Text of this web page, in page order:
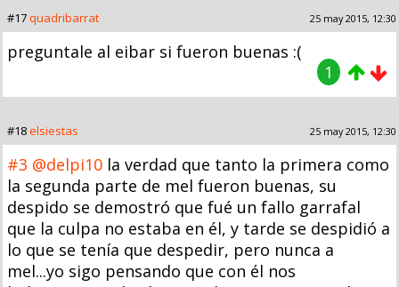
#17quadribarrat 25 may 2015, 12:30
preguntale al eibar si fueron buenas :(
1
#18elsiestas 25 may 2015, 12:30
#3 @delpi10 la verdad que tanto la primera como
la segunda parte de mel fueron buenas, su
despido se demostró que fué un fallo garrafal
que la culpa no estaba en él, y tarde se despidió a
lo que se tenía que despedir, pero nunca a
mel...yo sigo pensando que con él nos